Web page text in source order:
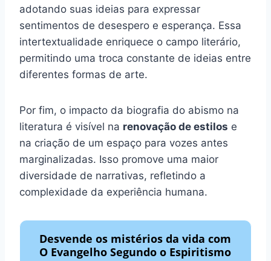
adotando suas ideias para expressar
sentimentos de desespero e esperança. Essa
intertextualidade enriquece o campo literário,
permitindo uma troca constante de ideias entre
diferentes formas de arte.
Por fim, o impacto da biografia do abismo na
literatura é visível na renovação de estilos e
na criação de um espaço para vozes antes
marginalizadas. Isso promove uma maior
diversidade de narrativas, refletindo a
complexidade da experiência humana.
Desvende os mistérios da vida com
O Evangelho Segundo o Espiritismo